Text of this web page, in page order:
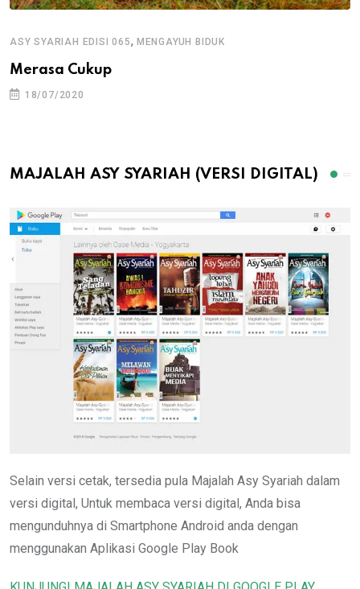
ASY SYARIAH EDISI 065, MENGAYUH BIDUK
Merasa Cukup
18/07/2020
MAJALAH ASY SYARIAH (VERSI DIGITAL)
Selain versi cetak, tersedia pula Majalah Asy Syariah dalam
versi digital, Untuk membaca versi digital, Anda bisa
mengunduhnya di Smartphone Android anda dengan
menggunakan Aplikasi Google Play Book